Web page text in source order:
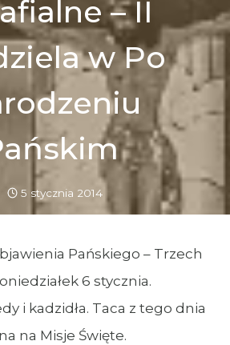
– II
w Po
5 stycznia 2014
Pańskiego – Trzech
6 stycznia.
i kadzidła. Taca z tego dnia
na Misje Święte.